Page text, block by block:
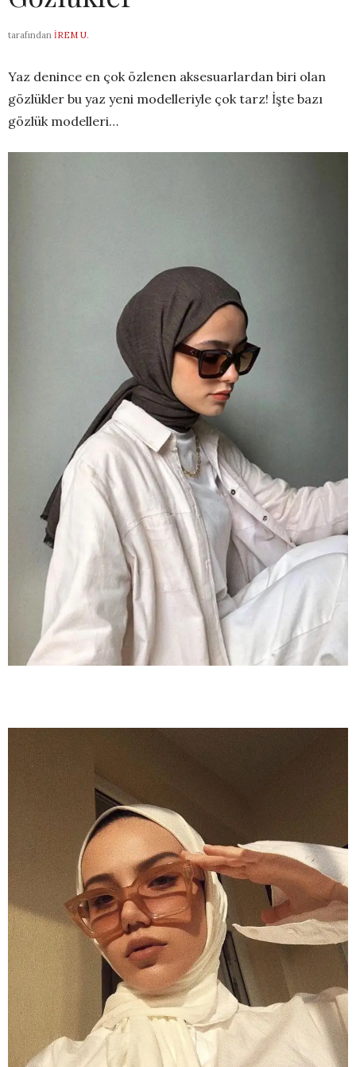
tarafından İREM U.
Yaz denince en çok özlenen aksesuarlardan biri olan
gözlükler bu yaz yeni modelleriyle çok tarz! İşte bazı
gözlük modelleri…